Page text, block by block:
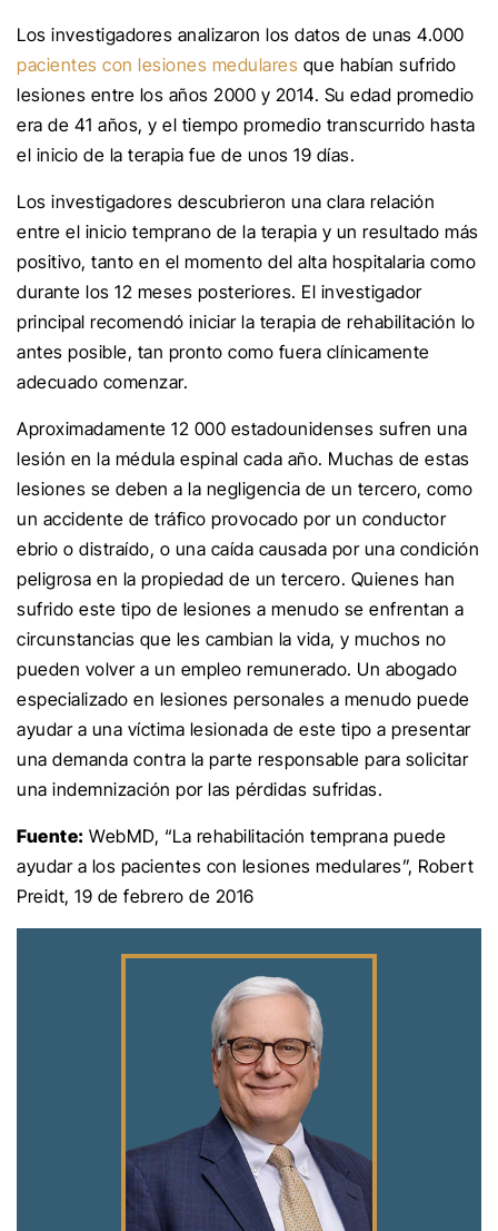
Los investigadores analizaron los datos de unas 4.000
pacientes con lesiones medulares que habían sufrido
lesiones entre los años 2000 y 2014. Su edad promedio
era de 41 años, y el tiempo promedio transcurrido hasta
el inicio de la terapia fue de unos 19 días.
Los investigadores descubrieron una clara relación
entre el inicio temprano de la terapia y un resultado más
positivo, tanto en el momento del alta hospitalaria como
durante los 12 meses posteriores. El investigador
principal recomendó iniciar la terapia de rehabilitación lo
antes posible, tan pronto como fuera clínicamente
adecuado comenzar.
Aproximadamente 12 000 estadounidenses sufren una
lesión en la médula espinal cada año. Muchas de estas
lesiones se deben a la negligencia de un tercero, como
un accidente de tráfico provocado por un conductor
ebrio o distraído, o una caída causada por una condición
peligrosa en la propiedad de un tercero. Quienes han
sufrido este tipo de lesiones a menudo se enfrentan a
circunstancias que les cambian la vida, y muchos no
pueden volver a un empleo remunerado. Un abogado
especializado en lesiones personales a menudo puede
ayudar a una víctima lesionada de este tipo a presentar
una demanda contra la parte responsable para solicitar
una indemnización por las pérdidas sufridas.
Fuente: WebMD, “La rehabilitación temprana puede
ayudar a los pacientes con lesiones medulares”, Robert
Preidt, 19 de febrero de 2016